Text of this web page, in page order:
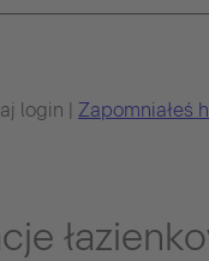
login | Zapomniałeś